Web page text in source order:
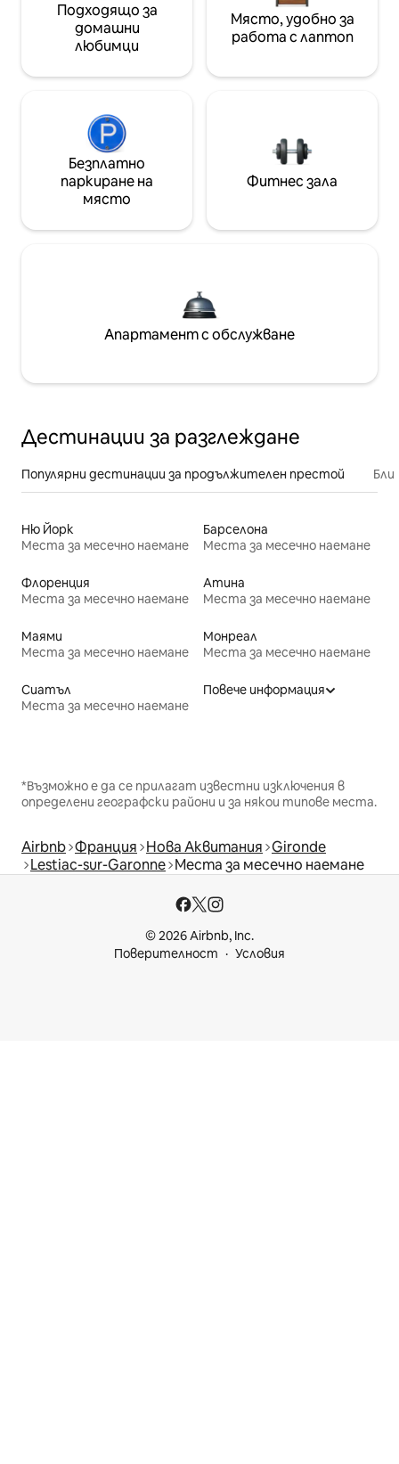
Подходящо за
домашни
любимци
Място, удобно за
работа с лаптоп
Безплатно
паркиране на
място
Фитнес зала
Апартамент с обслужване
Дестинации за разглеждане
Популярни дестинации за продължителен престой
Ню Йорк
Места за месечно наемане
Барселона
Места за месечно наемане
Флоренция
Места за месечно наемане
Атина
Места за месечно наемане
Маями
Места за месечно наемане
Монреал
Места за месечно наемане
Сиатъл
Места за месечно наемане
Повече информация
*Възможно е да се прилагат известни изключения в
определени географски райони и за някои типове места.
Airbnb Франция Нова Аквитания Gironde
Lestiac-sur-Garonne Места за месечно наемане
© 2026 Airbnb, Inc.
Поверителност
Условия